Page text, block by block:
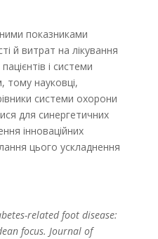
показниками
й витрат на лікування
і системи
тому науковці,
системи охорони
для синергетичних
інноваційних
цього ускладнення
related foot disease:
focus. Journal of